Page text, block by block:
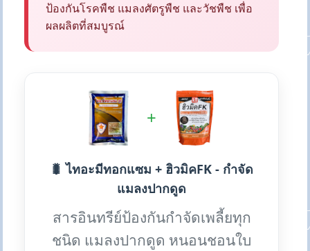
ป้องกันโรคพืช แมลงศัตรูพืช และวัชพืช เพื่อ
ผลผลิตที่สมบูรณ์
+
🐛 ไทอะมีทอกแซม + ฮิวมิคFK - กำจัด
แมลงปากดูด
สารอินทรีย์ป้องกันกำจัดเพลี้ยทุก
ชนิด แมลงปากดูด หนอนชอนใบ